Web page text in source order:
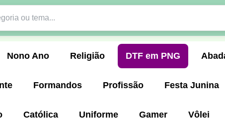
Nono Ano Religião DTF em PNG
Formandos Profissão Festa Junina
Católica Uniforme Gamer Vôlei